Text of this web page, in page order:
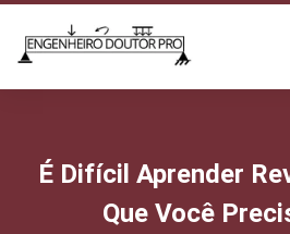
É Difícil Aprender
Que Você